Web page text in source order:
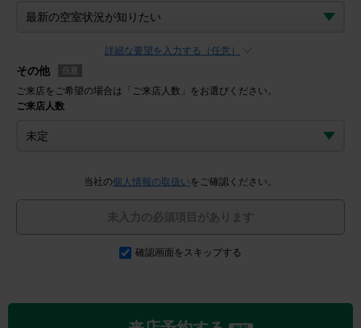
詳細な要望を入力する（任意）
その他 任意
ご来店をご希望の場合は「ご来店人数」をお選びください。
ご来店人数
当社の個人情報の取扱い をご確認ください。
未入力の必須項目があります
確認画面をスキップする